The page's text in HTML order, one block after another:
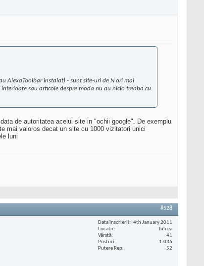
AlexaToolbar instalat) - sunt site-uri de N ori mai
sau articole despre moda nu au nicio treaba cu
de autoritatea acelui site in "ochii google". De exemplu
mai valoros decat un site cu 1000 vizitatori unici
luni
#528
Data înscrierii
4th January 2011
Locaţie
Tulcea
Vârstă
41
Posturi
1.036
Putere Rep
52